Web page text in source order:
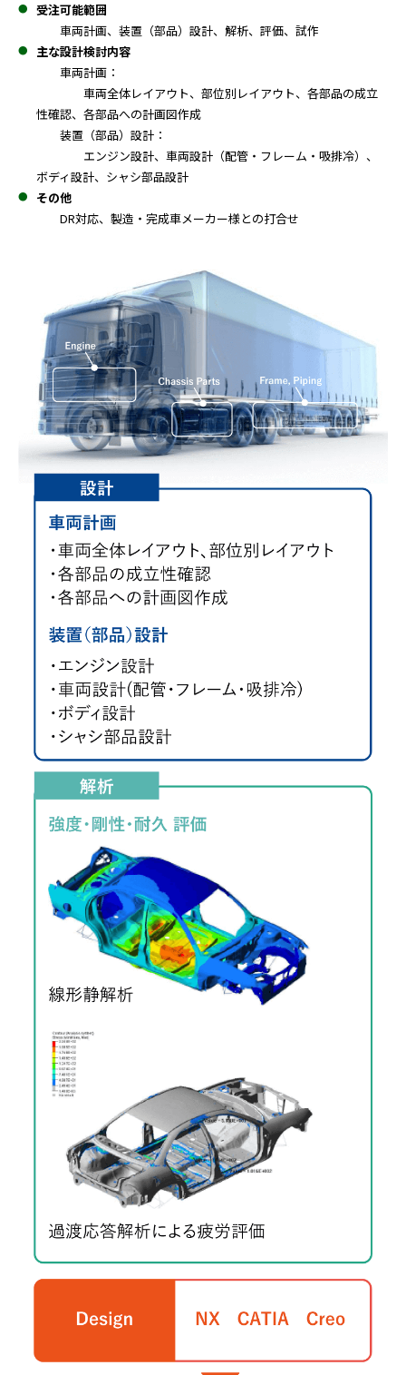
受注可能範囲
車両計画、装置（部品）設計、解析、評価、試作
主な設計検討内容
車両計画：
車両全体レイアウト、部位別レイアウト、各部品の成立
性確認、各部品への計画図作成
装置（部品）設計：
エンジン設計、車両設計（配管・フレーム・吸排冷）、
ボディ設計、シャシ部品設計
その他
DR対応、製造・完成車メーカー様との打合せ